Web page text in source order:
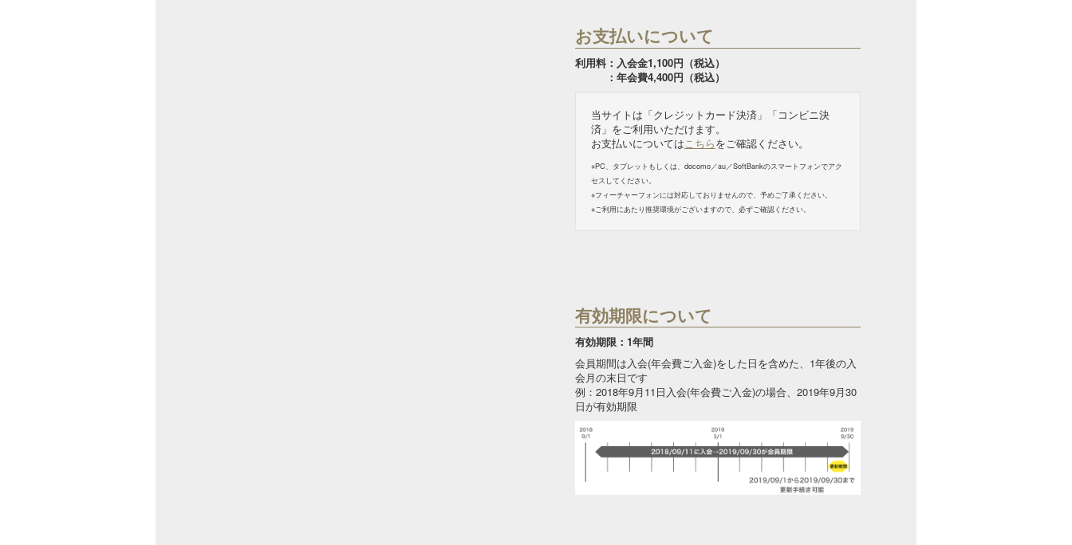
お支払いについて
利用料：入会金1,100円（税込）
：年会費4,400円（税込）
当サイトは「クレジットカード決済」「コンビニ決
済」をご利用いただけます。
お支払いについては こちらをご確認ください。
※PC、タブレットもしくは、docomo／au／SoftBankのスマートフォンでアク
セスしてください。
※フィーチャーフォンには対応しておりませんので、予めご了承ください。
※ご利用にあたり推奨環境がございますので、必ずご確認ください。
有効期限について
有効期限：1年間
会員期間は入会(年会費ご入金)をした日を含めた、1年後の入
会月の末日です
例：2018年9月11日入会(年会費ご入金)の場合、2019年9月30
日が有効期限